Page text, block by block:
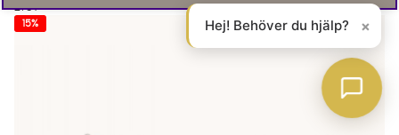
275 :-
Lägg
15% Hej! Behöver du hjälp? ×